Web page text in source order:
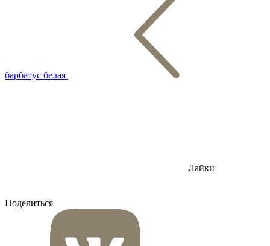
барбатус белая
Лайки
Поделиться